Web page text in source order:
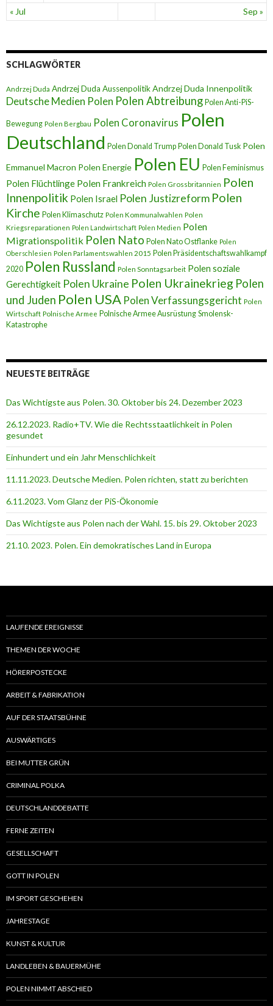
« Jul Sep »
SCHLAGWÖRTER
Andrzej Duda Andrzej Duda AussenpolitikAndrzej Duda Innenpolitik
Deutsche Medien Polen Polen Abtreibung Polen Anti-PiS-
Bewegung Polen Bergbau Polen Coronavirus Polen
Deutschland Polen Donald Trump Polen Donald Tusk Polen
Emmanuel Macron Polen Energie Polen EU Polen Feminismus
Polen Flüchtlinge Polen Frankreich Polen Grossbritannien Polen
Innenpolitik Polen Israel Polen Justizreform Polen
Kirche Polen Klimaschutz Polen Kommunalwahlen Polen
Kriegsreparationen Polen Landwirtschaft Polen Medien Polen
Migrationspolitik Polen Nato Polen Nato Ostflanke Polen
Oberschlesien Polen Parlamentswahlen 2015 Polen Präsidentschaftswahlkampf
2020 Polen Russland Polen Sonntagsarbeit Polen soziale
Gerechtigkeit Polen Ukraine Polen Ukrainekrieg Polen
und Juden Polen USA Polen Verfassungsgericht Polen
Wirtschaft Polnische Armee Polnische Armee Ausrüstung Smolensk-
Katastrophe
NEUESTE BEITRÄGE
Das Wichtigste aus Polen. 30. Oktober bis 24. Dezember 2023
26.12.2023. Radio+TV. Wie die Rechtsstaatlichkeit in Polen
gesundet
Einhundert und ein Jahr Menschlichkeit
11.11.2023. Deutsche Medien. Polen richten, statt zu berichten
6.11.2023. Vom Glanz der PiS-Ӧkonomie
Das Wichtigste aus Polen nach der Wahl. 15. bis 29. Oktober 2023
21.10. 2023. Polen. Ein demokratisches Land in Europa
LAUFENDE EREIGNISSE
THEMEN DER WOCHE
HÖRERPOSTECKE
ARBEIT & FABRIKATION
AUF DER STAATSBÜHNE
AUSWÄRTIGES
BEI MUTTER GRÜN
CRIMINAL POLKA
DEUTSCHLANDDEBATTE
FERNE ZEITEN
GESELLSCHAFT
GOTT IN POLEN
IM SPORT GESCHEHEN
JAHRESTAGE
KUNST & KULTUR
LANDLEBEN & BAUERMÜHE
POLEN NIMMT ABSCHIED